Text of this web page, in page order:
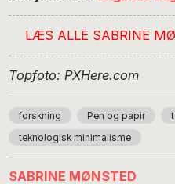
LÆS ALLE SABRINE
Topfoto: PXHere.com
forskning Pen og papir
teknologisk minimalisme
SABRINE MØNSTED